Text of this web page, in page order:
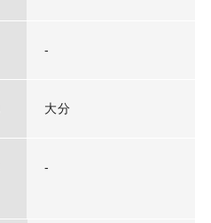
-
大分
-